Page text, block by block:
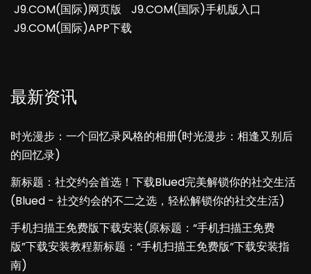
J9.COM(国际)网页版
J9.COM(国际)手机版入口
J9.COM(国际)APP下载
最新资讯
时光漫步：一个回忆录风格的相册(时光漫步：相逢又别后
的回忆录)
新标题：社交约会首选！下载Blued完美解锁你的社交生活
(Blued - 社交约会的不二之选，轻松解锁你的社交生活)
手机扫描王免费版下载安装(原标题：“手机扫描王免费
版”下载安装教程新标题：“手机扫描王免费版”下载安装指
南)